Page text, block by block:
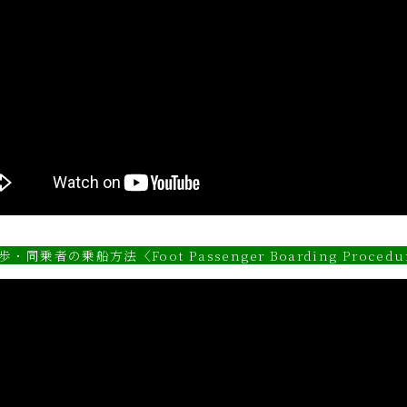
・同乗者の乗船方法〈Foot Passenger Boarding